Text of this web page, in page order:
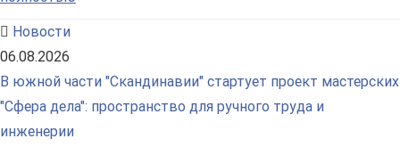
Новости
06.08.2026
В южной части "Скандинавии" стартует проект мастерских
"Сфера дела": пространство для ручного труда и
инженерии